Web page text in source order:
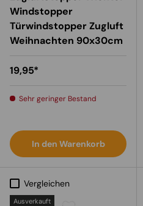
Windstopper
Türwindstopper Zugluft
Weihnachten 90x30cm
Normaler Preis
19,95*
Sehr geringer Bestand
In den Warenkorb
Vergleichen
Ausverkauft